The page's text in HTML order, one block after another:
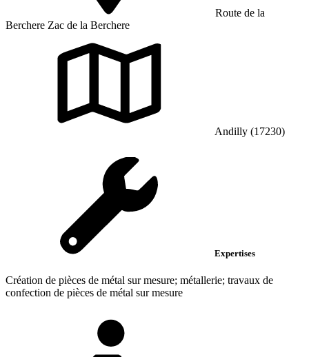
Route de la
Berchere Zac de la Berchere
Andilly (17230)
Expertises
Création de pièces de métal sur mesure; métallerie; travaux de
confection de pièces de métal sur mesure